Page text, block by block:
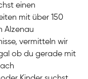
einen
mit über 150
Alzenau
vermitteln wir
ob du gerade mit